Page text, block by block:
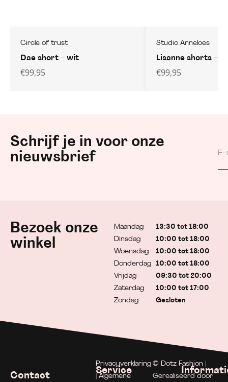
Circle of trust
Dae short – wit
€99,95
Studio Anneloes
Lisanne shorts –
€99,95
Schrijf je in voor onze
nieuwsbrief
Bezoek onze
winkel
Maandag
Dinsdag
Woensdag
Donderdag
Vrijdag
Zaterdag
Zondag
13:30 tot 18:00
10:00 tot 18:00
10:00 tot 18:00
10:00 tot 18:00
09:30 tot 20:00
10:00 tot 17:00
Gesloten
Contact Service
Privacyverklaring
| Algemene
© Dotz Fashion |
Gerealiseerd door